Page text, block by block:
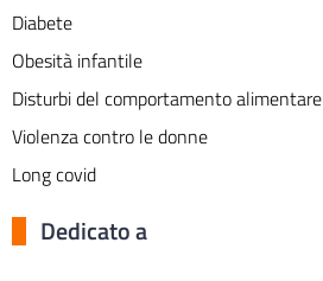
Diabete
Obesità infantile
Disturbi del comportamento alimentare
Violenza contro le donne
Long covid
Dedicato a